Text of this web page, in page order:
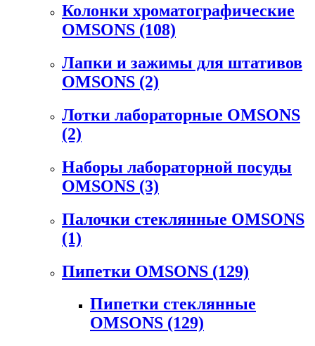
Колонки хроматографические
OMSONS (108)
Лапки и зажимы для штативов
OMSONS (2)
Лотки лабораторные OMSONS
(2)
Наборы лабораторной посуды
OMSONS (3)
Палочки стеклянные OMSONS
(1)
Пипетки OMSONS (129)
Пипетки стеклянные
OMSONS (129)